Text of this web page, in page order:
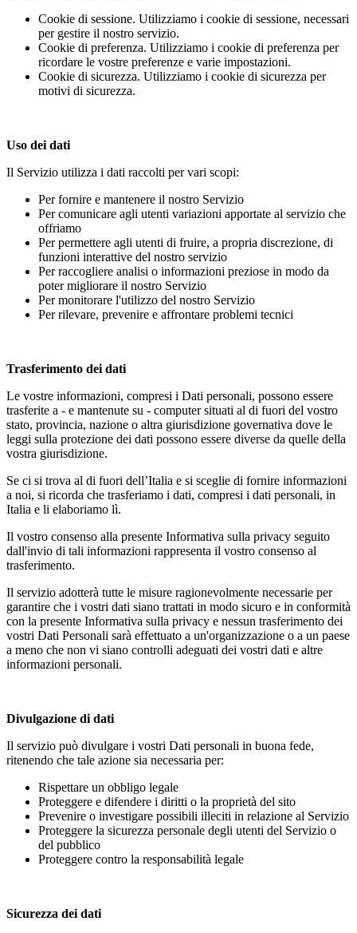
Cookie di sessione. Utilizziamo i cookie di sessione, necessari
per gestire il nostro servizio.
Cookie di preferenza. Utilizziamo i cookie di preferenza per
ricordare le vostre preferenze e varie impostazioni.
Cookie di sicurezza. Utilizziamo i cookie di sicurezza per
motivi di sicurezza.
Uso dei dati
Il Servizio utilizza i dati raccolti per vari scopi:
Per fornire e mantenere il nostro Servizio
Per comunicare agli utenti variazioni apportate al servizio che
offriamo
Per permettere agli utenti di fruire, a propria discrezione, di
funzioni interattive del nostro servizio
Per raccogliere analisi o informazioni preziose in modo da
poter migliorare il nostro Servizio
Per monitorare l'utilizzo del nostro Servizio
Per rilevare, prevenire e affrontare problemi tecnici
Trasferimento dei dati
Le vostre informazioni, compresi i Dati personali, possono essere
trasferite a - e mantenute su - computer situati al di fuori del vostro
stato, provincia, nazione o altra giurisdizione governativa dove le
leggi sulla protezione dei dati possono essere diverse da quelle della
vostra giurisdizione.
Se ci si trova al di fuori dell’Italia e si sceglie di fornire informazioni
a noi, si ricorda che trasferiamo i dati, compresi i dati personali, in
Italia e li elaboriamo lì.
Il vostro consenso alla presente Informativa sulla privacy seguito
dall'invio di tali informazioni rappresenta il vostro consenso al
trasferimento.
Il servizio adotterà tutte le misure ragionevolmente necessarie per
garantire che i vostri dati siano trattati in modo sicuro e in conformità
con la presente Informativa sulla privacy e nessun trasferimento dei
vostri Dati Personali sarà effettuato a un'organizzazione o a un paese
a meno che non vi siano controlli adeguati dei vostri dati e altre
informazioni personali.
Divulgazione di dati
Il servizio può divulgare i vostri Dati personali in buona fede,
ritenendo che tale azione sia necessaria per:
Rispettare un obbligo legale
Proteggere e difendere i diritti o la proprietà del sito
Prevenire o investigare possibili illeciti in relazione al Servizio
Proteggere la sicurezza personale degli utenti del Servizio o
del pubblico
Proteggere contro la responsabilità legale
Sicurezza dei dati